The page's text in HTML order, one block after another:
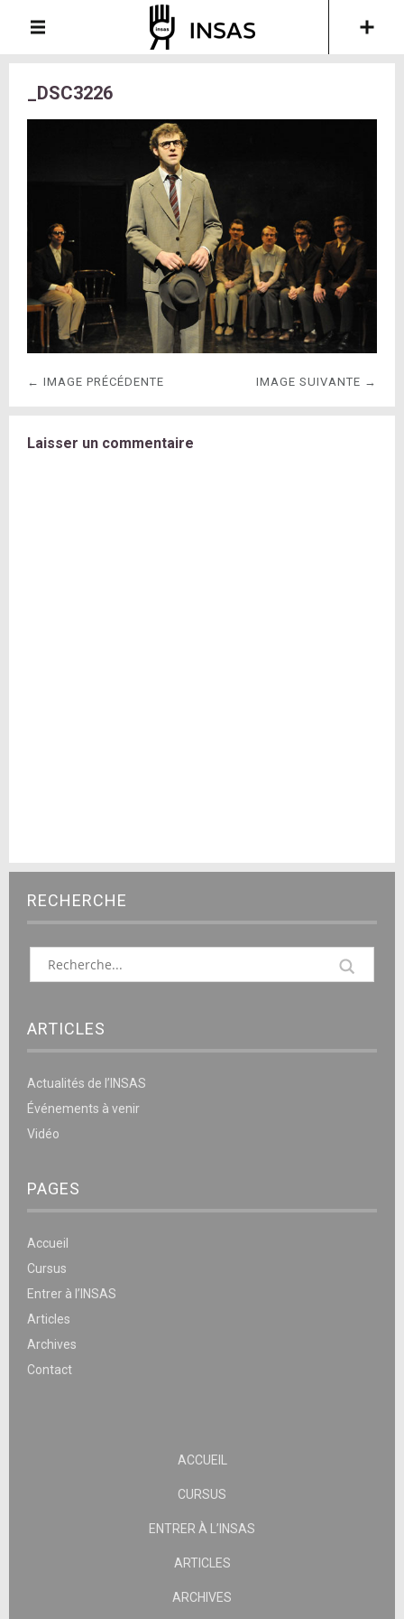
_DSC3226
← IMAGE PRÉCÉDENTE IMAGE SUIVANTE →
Laisser un commentaire
RECHERCHE
ARTICLES
Actualités de l’INSAS
Événements à venir
Vidéo
PAGES
Accueil
Cursus
Entrer à l’INSAS
Articles
Archives
Contact
ACCUEIL
CURSUS
ENTRER À L’INSAS
ARTICLES
ARCHIVES